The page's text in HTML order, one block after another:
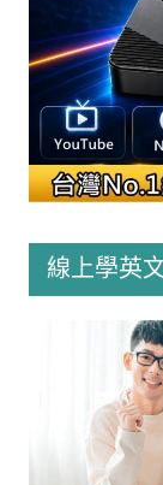
線上學英